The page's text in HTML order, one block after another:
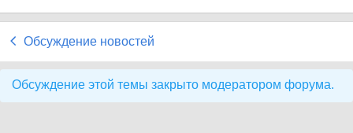
Обсуждение новостей
Обсуждение этой темы закрыто модератором форума.